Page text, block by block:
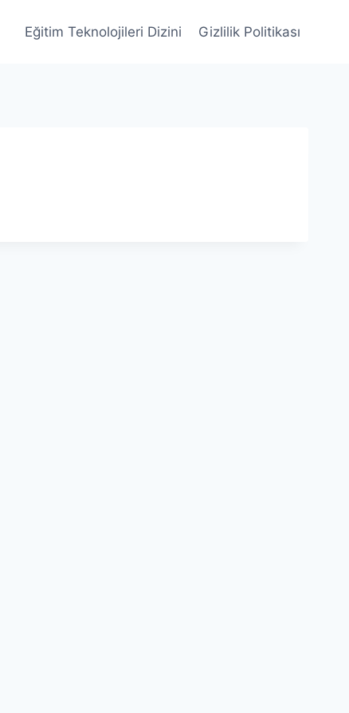
Eğitim Teknolojileri Dizini Gizlilik Politikası